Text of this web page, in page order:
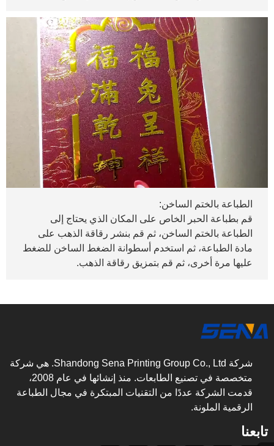
الطباعة بالختم الساخن:
قم بطباعة الحبر الخاص على المكان الذي يحتاج إلى
الطباعة بالختم الساخن، ثم قم بنشر رقاقة الذهب على
مادة الطباعة، ثم استخدم أسطوانة الضغط الساخن للضغط
عليها مرة أخرى، ثم قم بتمزيق رقاقة الذهب.
شركة Shandong Sena Printing Group Co., Ltd. هي شركة
متخصصة في تصنيع الطابعات. منذ إنشائها في عام 2008،
قدمت الشركة عددًا من التقنيات المبتكرة في مجال الطباعة
الرقمية الملونة.
تابعنا